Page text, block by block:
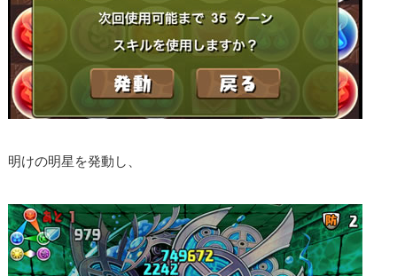
明けの明星を発動し、